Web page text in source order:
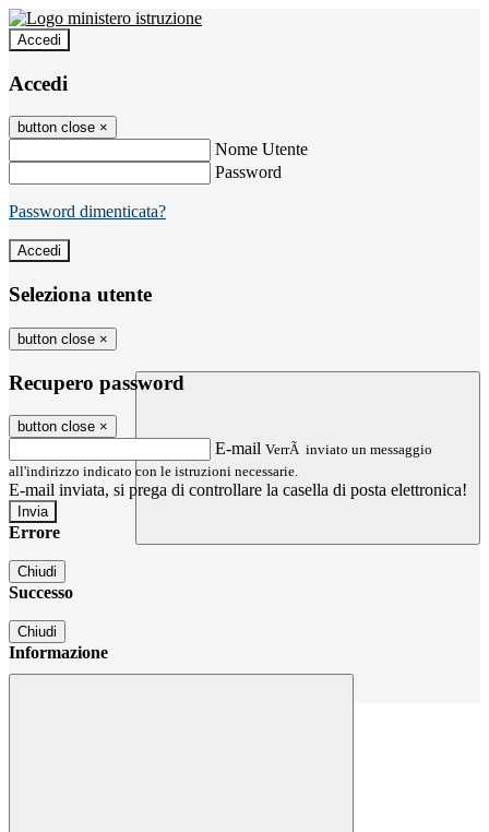
Accedi
Accedi
button close ×
Nome Utente
Password
Password dimenticata?
Seleziona utente
button close ×
Recupero password
button close ×
E-mail VerrÃ inviato un messaggio
all'indirizzo indicato con le istruzioni necessarie.
E-mail inviata, si prega di controllare la casella di posta elettronica!
Errore
Chiudi
Successo
Chiudi
Informazione